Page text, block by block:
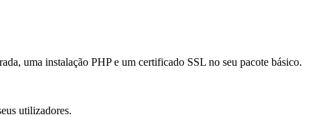
uma instalação PHP e um certificado SSL no seu pacote básico.
utilizadores.